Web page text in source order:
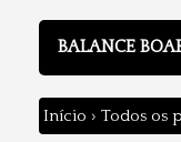
BALANCE
Início › Todos os